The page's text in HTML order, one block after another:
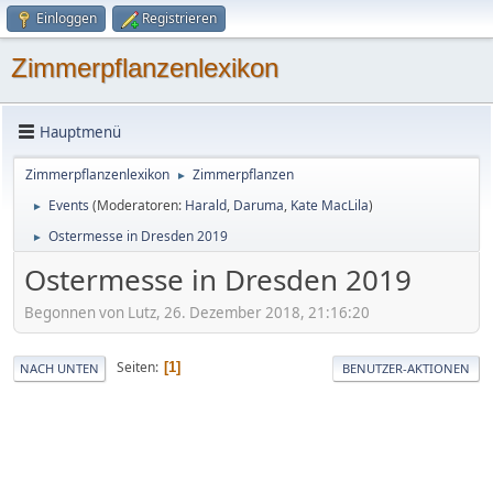
Einloggen Registrieren
Zimmerpflanzenlexikon
Hauptmenü
Zimmerpflanzenlexikon ► Zimmerpflanzen
► Events (Moderatoren: Harald, Daruma, Kate MacLila)
► Ostermesse in Dresden 2019
Ostermesse in Dresden 2019
Begonnen von Lutz, 26. Dezember 2018, 21:16:20
NACH UNTEN Seiten 1 BENUTZER-AKTIONEN